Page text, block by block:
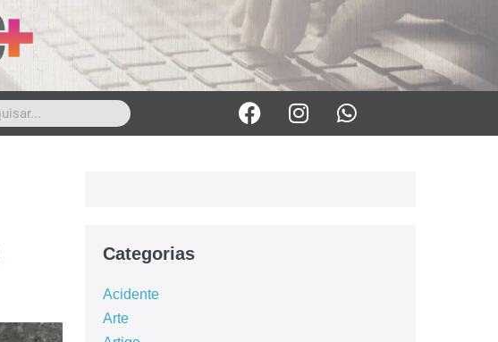
Categorias
Acidente
Arte